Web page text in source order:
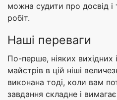
можна судити про досвід і
робіт.
Наші переваги
По-перше, ніяких вихідних
майстрів в цій ніші
виконана тоді, коли вам
завдання складне і